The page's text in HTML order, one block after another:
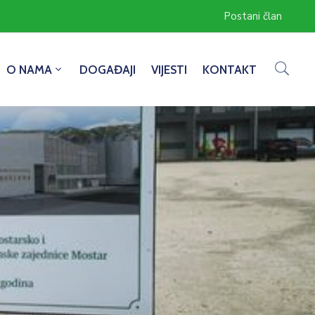
Postani član
O NAMA DOGAĐAJI VIJESTI KONTAKT